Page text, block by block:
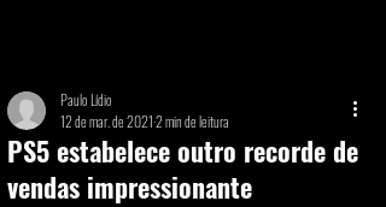
PS5 estabelece outro recorde de
vendas impressionante
Paulo Lídio
12 de mar. de 20212 min de leitura